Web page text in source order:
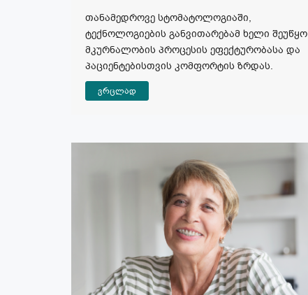
თანამედროვე სტომატოლოგიაში,
ტექნოლოგიების განვითარებამ ხელი შეუწყო
მკურნალობის პროცესის ეფექტურობასა და
პაციენტებისთვის კომფორტის ზრდას.
ვრცლად